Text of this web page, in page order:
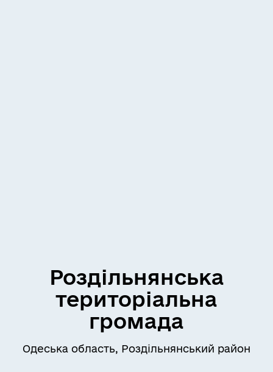
Роздільнянська
територіальна
громада
Одеська область, Роздільнянський район